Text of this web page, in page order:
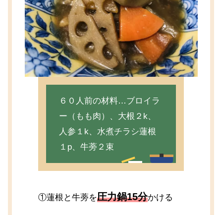
６０人前の材料…ブロイラ
ー（もも肉）、大根２k、
人参１k、水煮チラシ蓮根
１p、牛蒡２束
①蓮根と牛蒡を圧力鍋15分かける